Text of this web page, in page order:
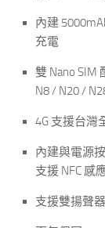
內建
充電
雙 Nano SIM
N8 / N20 /
4G 支援台灣
內建與電源
支援 NFC 感
支援雙揚聲器